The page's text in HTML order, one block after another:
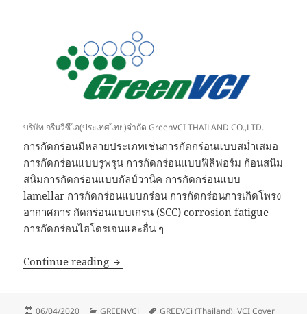
บริษัท กรีนวีซีไอ(ประเทศไทย)จำกัด GreenVCI THAILAND CO.,LTD.
การกัดกร่อนมีหลายประเภทเช่นการกัดกร่อนแบบสม่ำเสมอ
การกัดกร่อนแบบรูพรุน การกัดกร่อนแบบฟิลิฟอร์ม ก้อนสนิม
สนิมการกัดกร่อนแบบกัลป์วานิค การกัดกร่อนแบบ
lamellar การกัดกร่อนแบบกร่อน การกัดกร่อนการเกิดโพรง
อากาศการ กัดกร่อนแบบเกรน (SCC) corrosion fatigue
การกัดกร่อนไฮโดรเจนและอื่น ๆ
Continue reading ประเภทของการกัดกร่อน/การกัดกร่อนมีหลา
Posted
06/04/2020 Categories
GREENVCi Tags
GREEVCi (Thailand),VCI Cover